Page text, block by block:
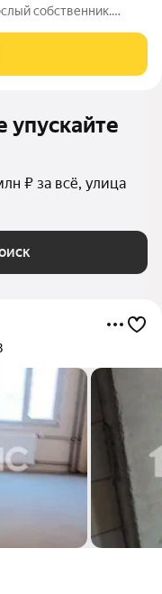
собственник.
Обременений нет,
упускайте
₽ за всё, улица